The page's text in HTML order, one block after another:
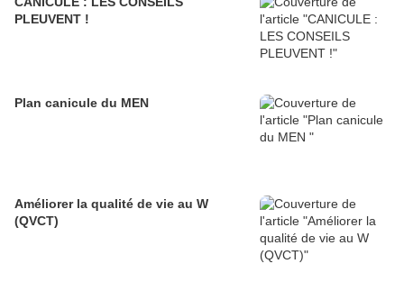
PLEUVENT !
Plan canicule du MEN
Améliorer la qualité de vie au W
(QVCT)